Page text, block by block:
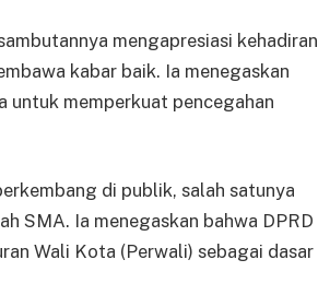
mengapresiasi kehadiran
kabar baik. Ia menegaskan
untuk memperkuat pencegahan
di publik, salah satunya
SMA. Ia menegaskan bahwa DPRD
Wali Kota (Perwali) sebagai dasar